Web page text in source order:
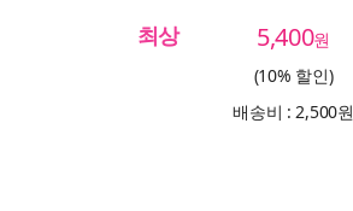
최상 5,400원
(10% 할인)
배송비 : 2,500원